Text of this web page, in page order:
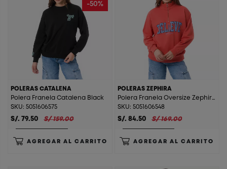
-50%
POLERAS CATALENA
Polera Franela Catalena Black
SKU: 5051606575
S/. 79.50 S/ 159.00
AGREGAR AL CARRITO
POLERAS ZEPHIRA
Polera Franela Oversize Zephira Coral Red
SKU: 5051606548
S/. 84.50 S/ 169.00
AGREGAR AL CARRITO